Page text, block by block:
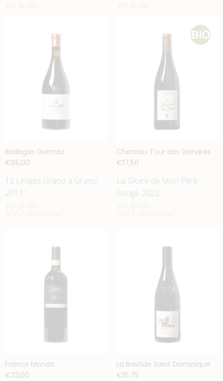
Bodegas Gormaz
€65,00
12 Linajes Grano a Grano
2017
Chateau Tour des Gendres
€17,50
La Gloire de Mon Père
Rouge 2022
Franco Mondo
€23,00
La Bastide Saint Dominique
€16,75